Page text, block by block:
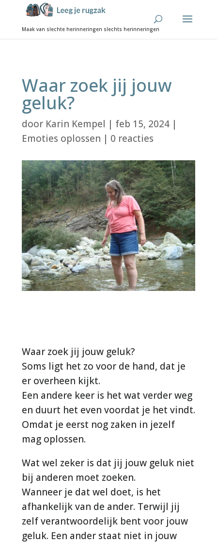
Waar zoek jij jouw
geluk?
door Karin Kempel | feb 15, 2024|
Emoties oplossen | 0 reacties
Waar zoek jij jouw geluk?
Soms ligt het zo voor de hand, dat je
er overheen kijkt.
Een andere keer is het wat verder weg
en duurt het even voordat je het vindt.
Omdat je eerst nog zaken in jezelf
mag oplossen.
Wat wel zeker is dat jij jouw geluk niet
bij anderen moet zoeken.
Wanneer je dat wel doet, is het
afhankelijk van de ander. Terwijl jij
zelf verantwoordelijk bent voor jouw
geluk. Een ander staat niet in jouw